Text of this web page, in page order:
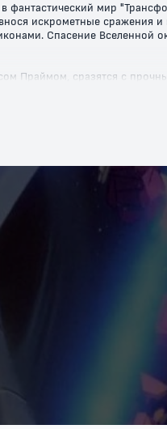
фантастический мир
искрометные сражения
Спасение Вселенной
Праймом, сразятся с
моментами и
за
Наслаждайтесь